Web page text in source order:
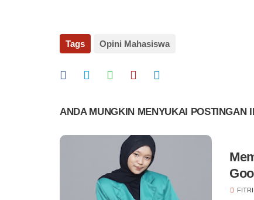
Tags Opini Mahasiswa
ANDA MUNGKIN MENYUKAI POSTINGAN